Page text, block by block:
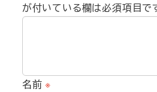
が付いている欄は必須項目で
名前※